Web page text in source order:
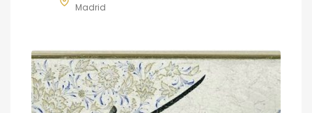
Madrid